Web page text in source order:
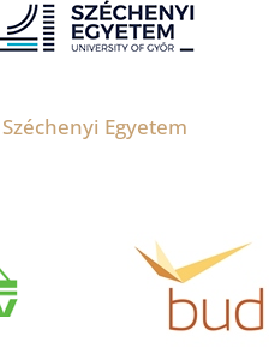
Széchenyi Egyetem